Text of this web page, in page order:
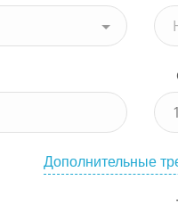
Дополнительные